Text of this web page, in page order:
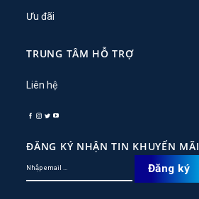
Ưu đãi
TRUNG TÂM HỖ TRỢ
Liên hệ
ĐĂNG KÝ NHẬN TIN KHUYẾN MÃI